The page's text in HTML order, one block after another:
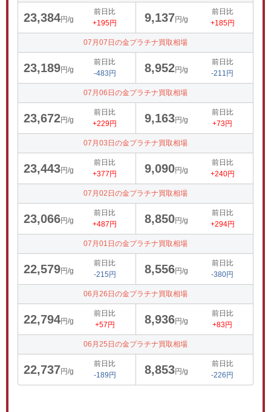
23,384円/g
前日比
+195円
9,137円/g
前日比
+185円
07月07日の金プラチナ買取相場
23,189円/g
前日比
-483円
8,952円/g
前日比
-211円
07月06日の金プラチナ買取相場
23,672円/g
前日比
+229円
9,163円/g
前日比
+73円
07月03日の金プラチナ買取相場
23,443円/g
前日比
+377円
9,090円/g
前日比
+240円
07月02日の金プラチナ買取相場
23,066円/g
前日比
+487円
8,850円/g
前日比
+294円
07月01日の金プラチナ買取相場
22,579円/g
前日比
-215円
8,556円/g
前日比
-380円
06月26日の金プラチナ買取相場
22,794円/g
前日比
+57円
8,936円/g
前日比
+83円
06月25日の金プラチナ買取相場
22,737円/g
前日比
-189円
8,853円/g
前日比
-226円